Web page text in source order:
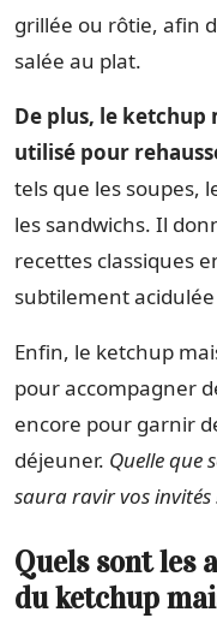
grillée ou rôtie, afin
salée au plat.
De plus, le
utilisé pour
tels que les soupes,
les sandwichs. Il
recettes classiques
subtilement
Enfin, le ketchup
pour accompagner
encore pour garnir
déjeuner. Quelle que
saura ravir vos invités
Quels sont les
du ketchup